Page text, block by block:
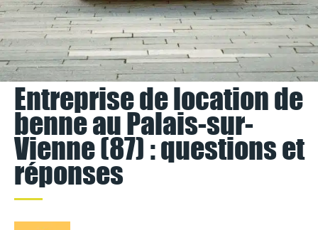
Entreprise de location de
benne au Palais-sur-
Vienne (87) : questions et
réponses